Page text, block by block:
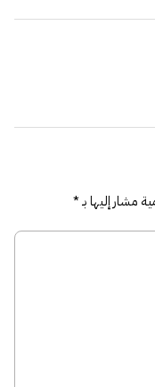
مشار إليها بـ*